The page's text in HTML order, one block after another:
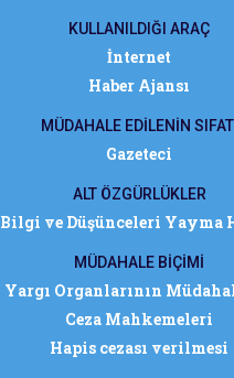
KULLANILDIĞI ARAÇ
İnternet
Haber Ajansı
MÜDAHALE EDİLENİN SIFATI
Gazeteci
ALT ÖZGÜRLÜKLER
Bilgi ve Düşünceleri Yayma
MÜDAHALE BİÇİMİ
Yargı Organlarının
Ceza Mahkemeleri
Hapis cezası verilmesi